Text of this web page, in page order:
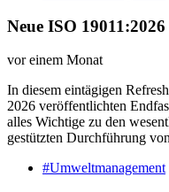
Neue ISO 19011:2026
vor einem Monat
In diesem eintägigen
2026 veröffentlichten
alles Wichtige zu den
gestützten Durchführung
#Umweltmanagement